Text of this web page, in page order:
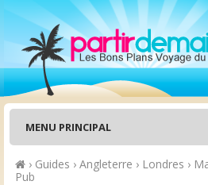
MENU PRINCIPAL
› Guides › Angleterre › Londres ›
Pub